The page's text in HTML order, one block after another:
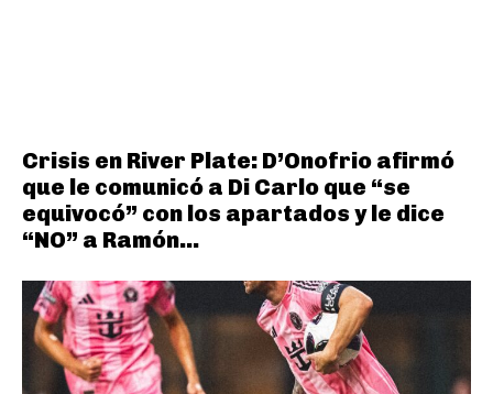
Crisis en River Plate: D’Onofrio afirmó
que le comunicó a Di Carlo que “se
equivocó” con los apartados y le dice
“NO” a Ramón...